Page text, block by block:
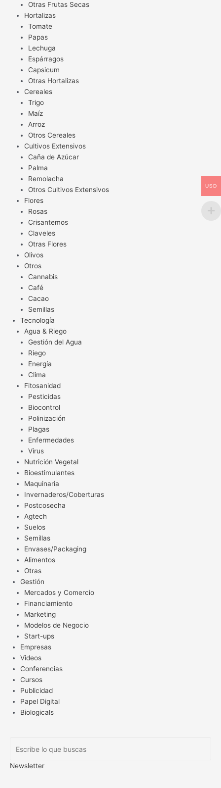
Otras Frutas Secas
Hortalizas
Tomate
Papas
Lechuga
Espárragos
Capsicum
Otras Hortalizas
Cereales
Trigo
Maíz
Arroz
Otros Cereales
Cultivos Extensivos
Caña de Azúcar
Palma
Remolacha
Otros Cultivos Extensivos
Flores
Rosas
Crisantemos
Claveles
Otras Flores
Olivos
Otros
Cannabis
Café
Cacao
Semillas
Tecnología
Agua & Riego
Gestión del Agua
Riego
Energía
Clima
Fitosanidad
Pesticidas
Biocontrol
Polinización
Plagas
Enfermedades
Virus
Nutrición Vegetal
Bioestimulantes
Maquinaria
Invernaderos/Coberturas
Postcosecha
Agtech
Suelos
Semillas
Envases/Packaging
Alimentos
Otras
Gestión
Mercados y Comercio
Financiamiento
Marketing
Modelos de Negocio
Start-ups
Empresas
Videos
Conferencias
Cursos
Publicidad
Papel Digital
Biologicals
Newsletter
USD